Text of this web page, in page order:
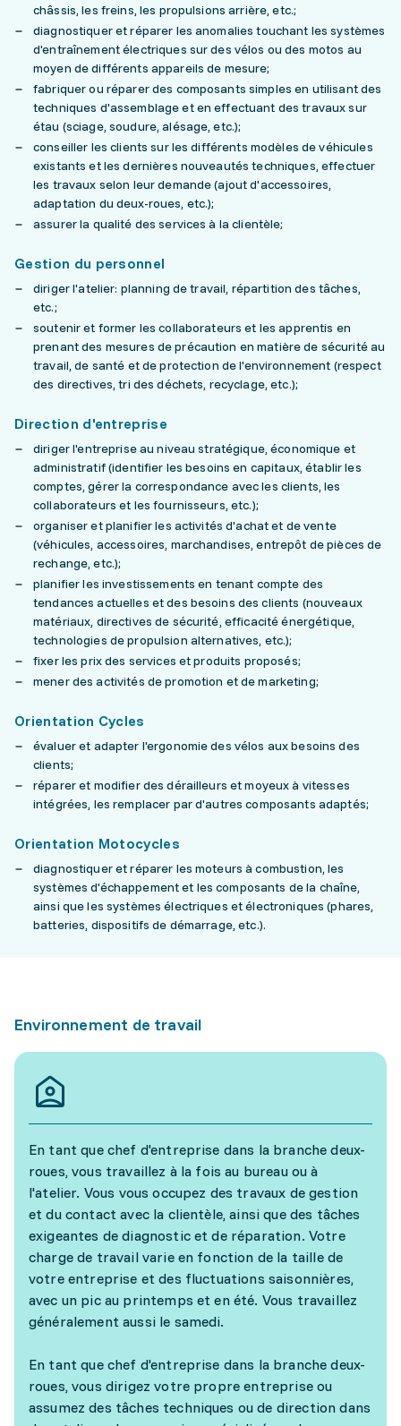
châssis, les freins, les propulsions arrière, etc.;
diagnostiquer et réparer les anomalies touchant les systèmes
d'entraînement électriques sur des vélos ou des motos au
moyen de différents appareils de mesure;
fabriquer ou réparer des composants simples en utilisant des
techniques d'assemblage et en effectuant des travaux sur
étau (sciage, soudure, alésage, etc.);
conseiller les clients sur les différents modèles de véhicules
existants et les dernières nouveautés techniques, effectuer
les travaux selon leur demande (ajout d'accessoires,
adaptation du deux-roues, etc.);
assurer la qualité des services à la clientèle;
Gestion du personnel
diriger l'atelier: planning de travail, répartition des tâches,
etc.;
soutenir et former les collaborateurs et les apprentis en
prenant des mesures de précaution en matière de sécurité au
travail, de santé et de protection de l'environnement (respect
des directives, tri des déchets, recyclage, etc.);
Direction d'entreprise
diriger l'entreprise au niveau stratégique, économique et
administratif (identifier les besoins en capitaux, établir les
comptes, gérer la correspondance avec les clients, les
collaborateurs et les fournisseurs, etc.);
organiser et planifier les activités d'achat et de vente
(véhicules, accessoires, marchandises, entrepôt de pièces de
rechange, etc.);
planifier les investissements en tenant compte des
tendances actuelles et des besoins des clients (nouveaux
matériaux, directives de sécurité, efficacité énergétique,
technologies de propulsion alternatives, etc.);
fixer les prix des services et produits proposés;
mener des activités de promotion et de marketing;
Orientation Cycles
évaluer et adapter l'ergonomie des vélos aux besoins des
clients;
réparer et modifier des dérailleurs et moyeux à vitesses
intégrées, les remplacer par d'autres composants adaptés;
Orientation Motocycles
diagnostiquer et réparer les moteurs à combustion, les
systèmes d'échappement et les composants de la chaîne,
ainsi que les systèmes électriques et électroniques (phares,
batteries, dispositifs de démarrage, etc.).
Environnement de travail
En tant que chef d'entreprise dans la branche deux-
roues, vous travaillez à la fois au bureau ou à
l'atelier. Vous vous occupez des travaux de gestion
et du contact avec la clientèle, ainsi que des tâches
exigeantes de diagnostic et de réparation. Votre
charge de travail varie en fonction de la taille de
votre entreprise et des fluctuations saisonnières,
avec un pic au printemps et en été. Vous travaillez
généralement aussi le samedi.
En tant que chef d'entreprise dans la branche deux-
roues, vous dirigez votre propre entreprise ou
assumez des tâches techniques ou de direction dans